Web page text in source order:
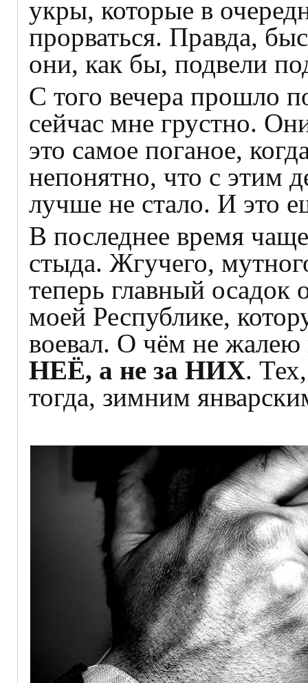
укры, которые в
прорваться. Правда,
они, как бы, подвели
С того вечера прошло
сейчас мне грустно.
это самое поганое,
непонятно, что с этим
лучше не стало. И это
В последнее время
стыда. Жгучего,
теперь главный осадок
моей Республике,
воевал. О чём не
НЕЁ, а не за НИХ.
тогда, зимним